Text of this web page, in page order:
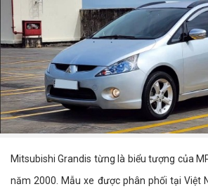
Mitsubishi Grandis từng là biểu tượng của
năm 2000. Mẫu xe được phân phối tại Việt